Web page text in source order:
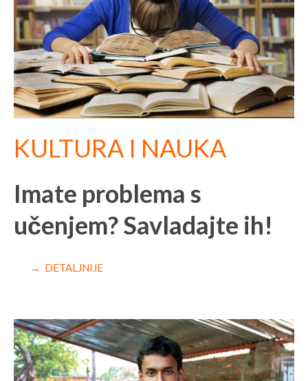
KULTURA I NAUKA
Imate problema s
učenjem? Savladajte ih!
→ DETALJNIJE